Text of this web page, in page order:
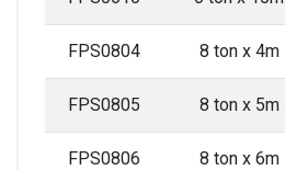
FPS0804 8 ton x 4m
FPS0805 8 ton x 5m
FPS0806 8 ton x 6m